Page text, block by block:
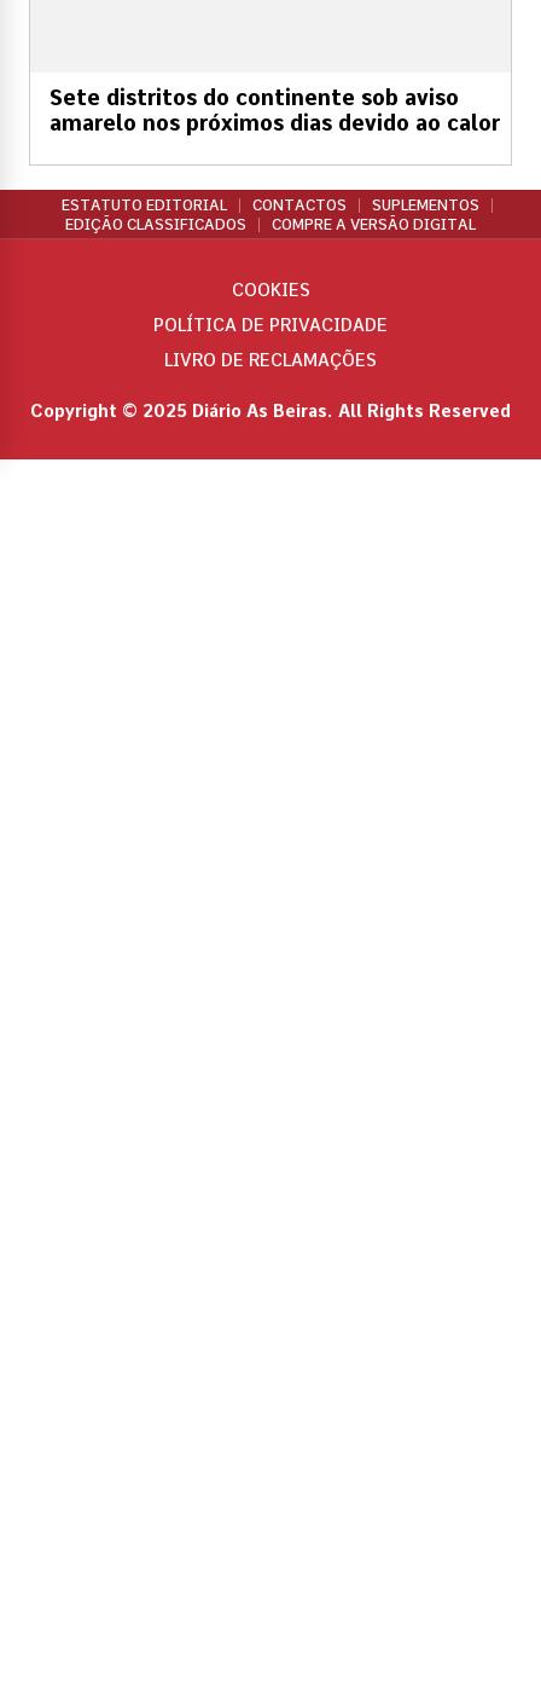
Sete distritos do continente sob aviso
amarelo nos próximos dias devido ao calor
ESTATUTO EDITORIAL CONTACTOS
SUPLEMENTOS
EDIÇÃO CLASSIFICADOS
COMPRE A VERSÃO DIGITAL
Copyright © 2025 Diário As Beiras. All Rights Reserved
COOKIES
POLÍTICA DE PRIVACIDADE
LIVRO DE RECLAMAÇÕES